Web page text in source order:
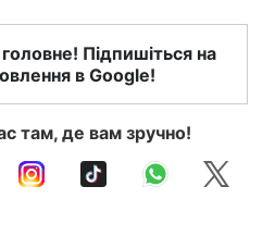
Підпишіться на
в Google!
там, де вам зручно!